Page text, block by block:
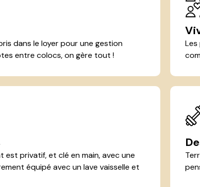
dans le loyer pour une gestion
entre colocs, on gère tout !
privatif, et clé en main, avec une
équipé avec un lave vaisselle et